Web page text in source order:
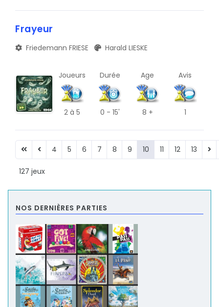
Frayeur
Friedemann FRIESE Harald LIESKE
Joueurs
2 à 5
Durée
0 - 15'
Age
8 +
Avis
1
4 5 6 7 8 9 10 11 12 13
127 jeux
NOS DERNIÈRES PARTIES